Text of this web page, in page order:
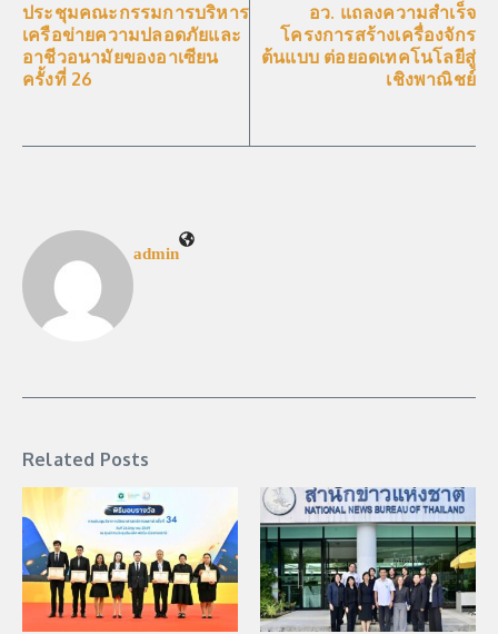
ประชุมคณะกรรมการบริหาร
เครือข่ายความปลอดภัยและ
อาชีวอนามัยของอาเซียน
ครั้งที่ 26
อว. แถลงความสำเร็จ
โครงการสร้างเครื่องจักร
ต้นแบบ ต่อยอดเทคโนโลยีสู่
เชิงพาณิชย์
admin
Related Posts